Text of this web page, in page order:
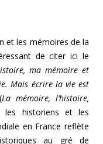
et les mémoires de la
de citer ici le
ma mémoire et
Mais écrire la vie est
(La mémoire, l’histoire,
les historiens et les
en France reflète
au gré de